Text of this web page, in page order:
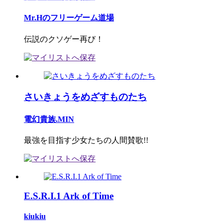
Mr.Hのフリーゲーム道場
伝説のクソゲー再び！
さいきょうをめざすものたち
電幻貴族.MIN
最強を目指す少女たちの人間賛歌!!
E.S.R.I.1 Ark of Time
kiukiu